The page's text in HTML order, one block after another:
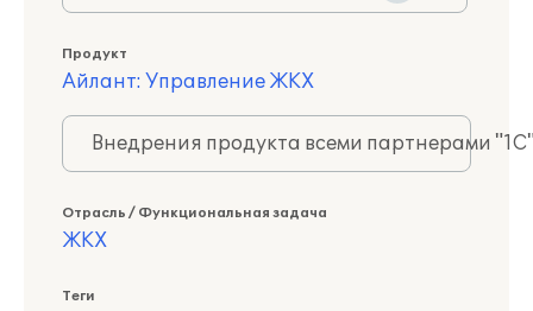
Продукт
Айлант: Управление ЖКХ
Внедрения продукта всеми партнерами
Отрасль / Функциональная задача
ЖКХ
Теги